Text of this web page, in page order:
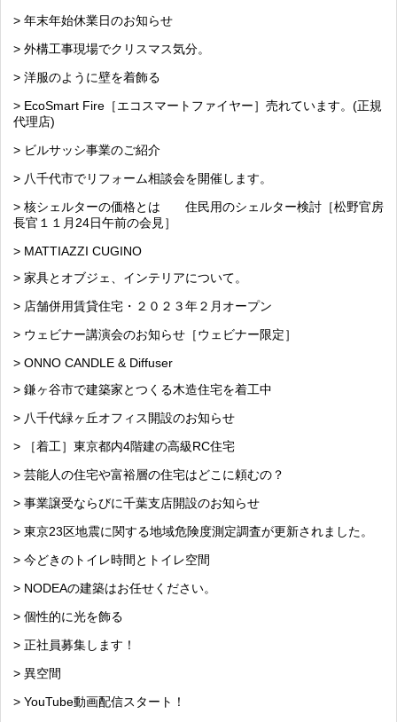
> 年末年始休業日のお知らせ
> 外構工事現場でクリスマス気分。
> 洋服のように壁を着飾る
> EcoSmart Fire［エコスマートファイヤー］売れています。(正規
代理店)
> ビルサッシ事業のご紹介
> 八千代市でリフォーム相談会を開催します。
> 核シェルターの価格とは 住民用のシェルター検討［松野官房
長官１１月24日午前の会見］
> MATTIAZZI CUGINO
> 家具とオブジェ、インテリアについて。
> 店舗併用賃貸住宅・２０２３年２月オープン
> ウェビナー講演会のお知らせ［ウェビナー限定］
> ONNO CANDLE & Diffuser
> 鎌ヶ谷市で建築家とつくる木造住宅を着工中
> 八千代緑ヶ丘オフィス開設のお知らせ
> ［着工］東京都内4階建の高級RC住宅
> 芸能人の住宅や富裕層の住宅はどこに頼むの？
> 事業譲受ならびに千葉支店開設のお知らせ
> 東京23区地震に関する地域危険度測定調査が更新されました。
> 今どきのトイレ時間とトイレ空間
> NODEAの建築はお任せください。
> 個性的に光を飾る
> 正社員募集します！
> 異空間
> YouTube動画配信スタート！